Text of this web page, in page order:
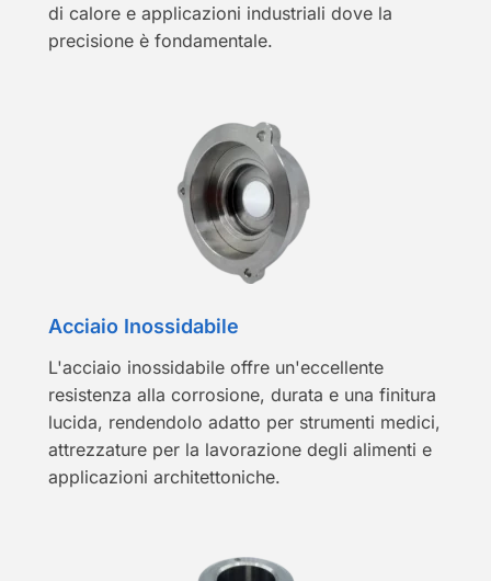
di calore e applicazioni industriali dove la
precisione è fondamentale.
Acciaio Inossidabile
L'acciaio inossidabile offre un'eccellente
resistenza alla corrosione, durata e una finitura
lucida, rendendolo adatto per strumenti medici,
attrezzature per la lavorazione degli alimenti e
applicazioni architettoniche.